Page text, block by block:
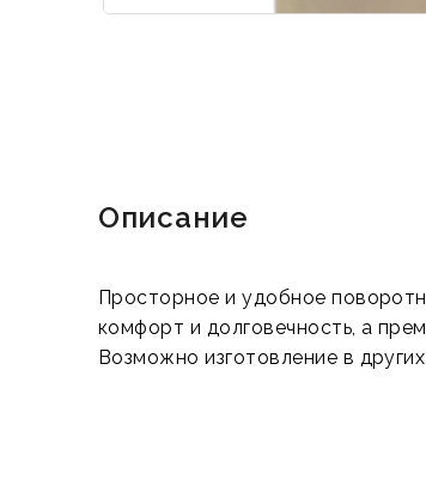
Описание
Просторное и удобное
комфорт и долговечность, а
Возможно изготовление в других